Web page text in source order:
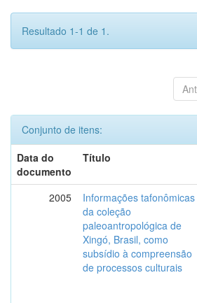
Resultado 1-1 de 1.
Conjunto de itens:
Data do
documento
Título
2005
Informações tafonômicas
da coleção
paleoantropológica de
Xingó, Brasil, como
subsídio à compreensão
de processos culturais